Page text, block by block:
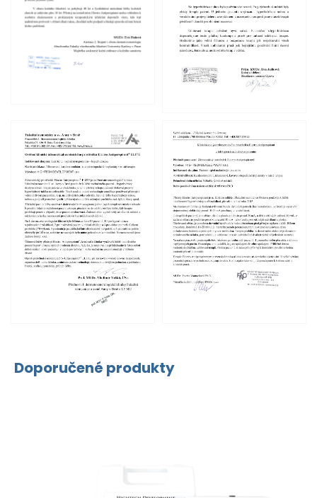
Doporučené produkty